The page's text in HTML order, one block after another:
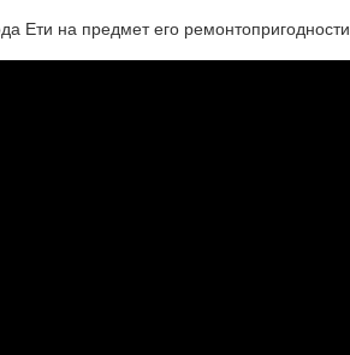
Ети на предмет его ремонтопригодности